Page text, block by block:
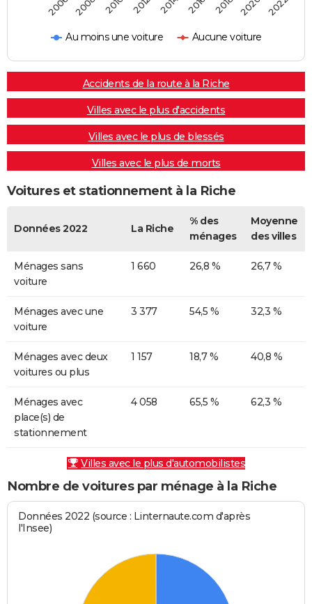
Au moins une voiture Aucune voiture
2006 2008 2020 2022
Accidents de la route à la Riche
Villes avec le plus d'accidents
Villes avec le plus de blessés
Villes avec le plus de morts
Voitures et stationnement à la Riche
Données 2022 La Riche
% des
ménages
Moyenne
des villes
Ménages sans
voiture
1 660 26,8 % 26,7 %
Ménages avec une
voiture
3 377 54,5 % 32,3 %
Ménages avec deux
voitures ou plus
1 157 18,7 % 40,8 %
Ménages avec
place(s) de
stationnement
4 058 65,5 % 62,3 %
Villes avec le plus d'automobilistes
Nombre de voitures par ménage à la Riche
Données 2022 (source : Linternaute.com d'après
l'Insee)